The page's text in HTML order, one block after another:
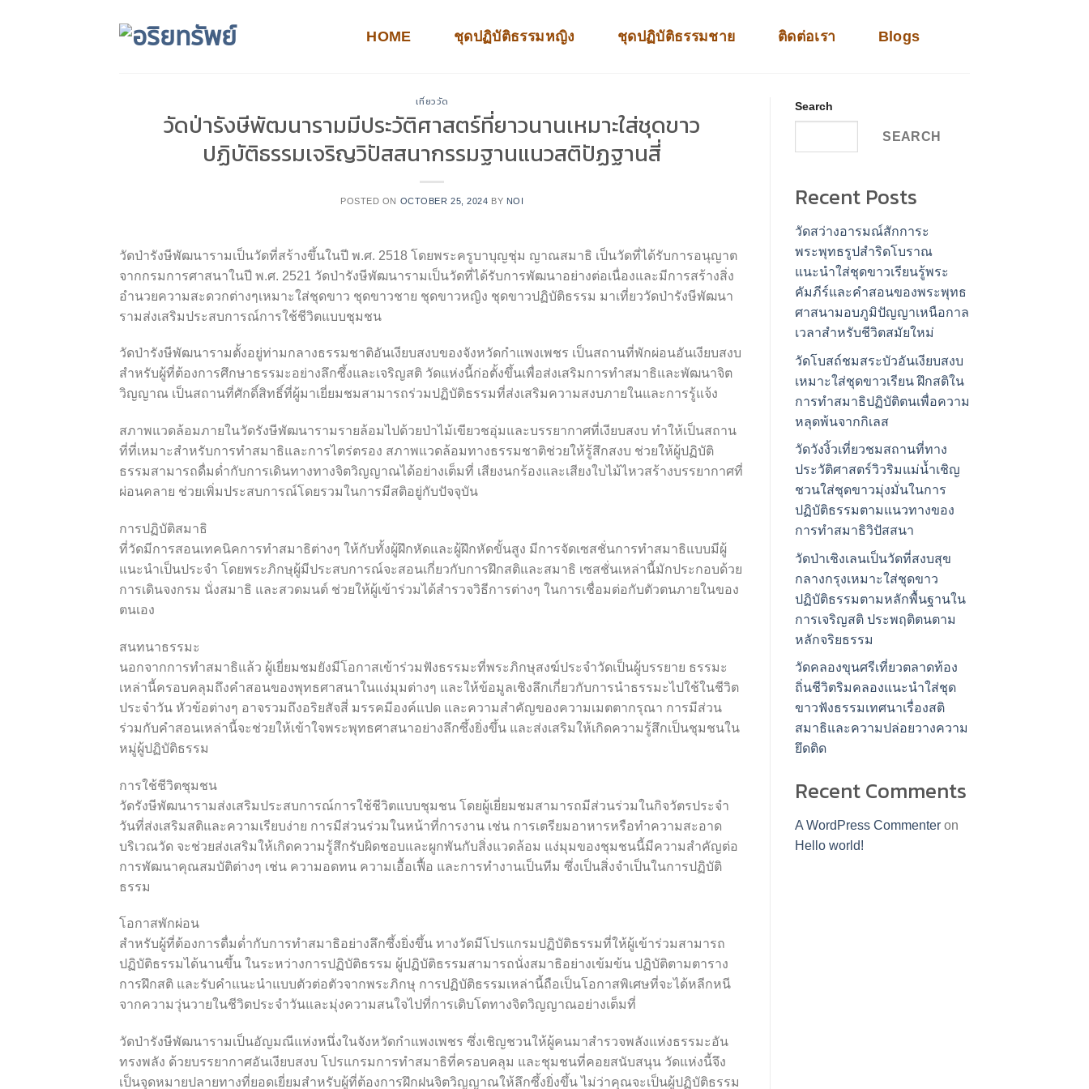
HOME ชุดปฏิบัติธรรมหญิง ชุดปฏิบัติธรรมชาย ติดต่อเรา Blogs
เที่ยววัด
วัดป่ารังษีพัฒนารามมีประวัติศาสตร์ที่ยาวนานเหมาะใส่ชุดขาว
ปฏิบัติธรรมเจริญวิปัสสนากรรมฐานแนวสติปัฏฐานสี่
POSTED ON OCTOBER 25, 2024 BY NOI
วัดป่ารังษีพัฒนารามเป็นวัดที่สร้างขึ้นในปี พ.ศ. 2518 โดยพระครูบาบุญชุ่ม ญาณสมาธิ เป็นวัดที่ได้รับการอนุญาต
จากกรมการศาสนาในปี พ.ศ. 2521 วัดป่ารังษีพัฒนารามเป็นวัดที่ได้รับการพัฒนาอย่างต่อเนื่องและมีการสร้างสิ่ง
อำนวยความสะดวกต่างๆเหมาะใส่ชุดขาว ชุดขาวชาย ชุดขาวหญิง ชุดขาวปฏิบัติธรรม มาเที่ยววัดป่ารังษีพัฒนา
รามส่งเสริมประสบการณ์การใช้ชีวิตแบบชุมชน
วัดป่ารังษีพัฒนารามตั้งอยู่ท่ามกลางธรรมชาติอันเงียบสงบของจังหวัดกำแพงเพชร เป็นสถานที่พักผ่อนอันเงียบสงบ
สำหรับผู้ที่ต้องการศึกษาธรรมะอย่างลึกซึ้งและเจริญสติ วัดแห่งนี้ก่อตั้งขึ้นเพื่อส่งเสริมการทำสมาธิและพัฒนาจิต
วิญญาณ เป็นสถานที่ศักดิ์สิทธิ์ที่ผู้มาเยี่ยมชมสามารถร่วมปฏิบัติธรรมที่ส่งเสริมความสงบภายในและการรู้แจ้ง
สภาพแวดล้อมภายในวัดรังษีพัฒนารามรายล้อมไปด้วยป่าไม้เขียวชอุ่มและบรรยากาศที่เงียบสงบ ทำให้เป็นสถาน
ที่ที่เหมาะสำหรับการทำสมาธิและการไตร่ตรอง สภาพแวดล้อมทางธรรมชาติช่วยให้รู้สึกสงบ ช่วยให้ผู้ปฏิบัติ
ธรรมสามารถดื่มด่ำกับการเดินทางทางจิตวิญญาณได้อย่างเต็มที่ เสียงนกร้องและเสียงใบไม้ไหวสร้างบรรยากาศที่
ผ่อนคลาย ช่วยเพิ่มประสบการณ์โดยรวมในการมีสติอยู่กับปัจจุบัน
การปฏิบัติสมาธิ
ที่วัดมีการสอนเทคนิคการทำสมาธิต่างๆ ให้กับทั้งผู้ฝึกหัดและผู้ฝึกหัดขั้นสูง มีการจัดเซสชั่นการทำสมาธิแบบมีผู้
แนะนำเป็นประจำ โดยพระภิกษุผู้มีประสบการณ์จะสอนเกี่ยวกับการฝึกสติและสมาธิ เซสชั่นเหล่านี้มักประกอบด้วย
การเดินจงกรม นั่งสมาธิ และสวดมนต์ ช่วยให้ผู้เข้าร่วมได้สำรวจวิธีการต่างๆ ในการเชื่อมต่อกับตัวตนภายในของ
ตนเอง
สนทนาธรรมะ
นอกจากการทำสมาธิแล้ว ผู้เยี่ยมชมยังมีโอกาสเข้าร่วมฟังธรรมะที่พระภิกษุสงฆ์ประจำวัดเป็นผู้บรรยาย ธรรมะ
เหล่านี้ครอบคลุมถึงคำสอนของพุทธศาสนาในแง่มุมต่างๆ และให้ข้อมูลเชิงลึกเกี่ยวกับการนำธรรมะไปใช้ในชีวิต
ประจำวัน หัวข้อต่างๆ อาจรวมถึงอริยสัจสี่ มรรคมีองค์แปด และความสำคัญของความเมตตากรุณา การมีส่วน
ร่วมกับคำสอนเหล่านี้จะช่วยให้เข้าใจพระพุทธศาสนาอย่างลึกซึ้งยิ่งขึ้น และส่งเสริมให้เกิดความรู้สึกเป็นชุมชนใน
หมู่ผู้ปฏิบัติธรรม
การใช้ชีวิตชุมชน
วัดรังษีพัฒนารามส่งเสริมประสบการณ์การใช้ชีวิตแบบชุมชน โดยผู้เยี่ยมชมสามารถมีส่วนร่วมในกิจวัตรประจำ
วันที่ส่งเสริมสติและความเรียบง่าย การมีส่วนร่วมในหน้าที่การงาน เช่น การเตรียมอาหารหรือทำความสะอาด
บริเวณวัด จะช่วยส่งเสริมให้เกิดความรู้สึกรับผิดชอบและผูกพันกับสิ่งแวดล้อม แง่มุมของชุมชนนี้มีความสำคัญต่อ
การพัฒนาคุณสมบัติต่างๆ เช่น ความอดทน ความเอื้อเฟื้อ และการทำงานเป็นทีม ซึ่งเป็นสิ่งจำเป็นในการปฏิบัติ
ธรรม
โอกาสพักผ่อน
สำหรับผู้ที่ต้องการดื่มด่ำกับการทำสมาธิอย่างลึกซึ้งยิ่งขึ้น ทางวัดมีโปรแกรมปฏิบัติธรรมที่ให้ผู้เข้าร่วมสามารถ
ปฏิบัติธรรมได้นานขึ้น ในระหว่างการปฏิบัติธรรม ผู้ปฏิบัติธรรมสามารถนั่งสมาธิอย่างเข้มข้น ปฏิบัติตามตาราง
การฝึกสติ และรับคำแนะนำแบบตัวต่อตัวจากพระภิกษุ การปฏิบัติธรรมเหล่านี้ถือเป็นโอกาสพิเศษที่จะได้หลีกหนี
จากความวุ่นวายในชีวิตประจำวันและมุ่งความสนใจไปที่การเติบโตทางจิตวิญญาณอย่างเต็มที่
วัดป่ารังษีพัฒนารามเป็นอัญมณีแห่งหนึ่งในจังหวัดกำแพงเพชร ซึ่งเชิญชวนให้ผู้คนมาสำรวจพลังแห่งธรรมะอัน
ทรงพลัง ด้วยบรรยากาศอันเงียบสงบ โปรแกรมการทำสมาธิที่ครอบคลุม และชุมชนที่คอยสนับสนุน วัดแห่งนี้จึง
เป็นจุดหมายปลายทางที่ยอดเยี่ยมสำหรับผู้ที่ต้องการฝึกฝนจิตวิญญาณให้ลึกซึ้งยิ่งขึ้น ไม่ว่าคุณจะเป็นผู้ปฏิบัติธรรม
Search
SEARCH
Recent Posts
วัดสว่างอารมณ์สักการะ
พระพุทธรูปสำริดโบราณ
แนะนำใส่ชุดขาวเรียนรู้พระ
คัมภีร์และคำสอนของพระพุทธ
ศาสนามอบภูมิปัญญาเหนือกาล
เวลาสำหรับชีวิตสมัยใหม่
วัดโบสถ์ชมสระบัวอันเงียบสงบ
เหมาะใส่ชุดขาวเรียน ฝึกสติใน
การทำสมาธิปฏิบัติตนเพื่อความ
หลุดพ้นจากกิเลส
วัดวังงิ้วเที่ยวชมสถานที่ทาง
ประวัติศาสตร์วิวริมแม่น้ำเชิญ
ชวนใส่ชุดขาวมุ่งมั่นในการ
ปฏิบัติธรรมตามแนวทางของ
การทำสมาธิวิปัสสนา
วัดป่าเชิงเลนเป็นวัดที่สงบสุข
กลางกรุงเหมาะใส่ชุดขาว
ปฏิบัติธรรมตามหลักพื้นฐานใน
การเจริญสติ ประพฤติตนตาม
หลักจริยธรรม
วัดคลองขุนศรีเที่ยวตลาดท้อง
ถิ่นชีวิตริมคลองแนะนำใส่ชุด
ขาวฟังธรรมเทศนาเรื่องสติ
สมาธิและความปล่อยวางความ
ยึดติด
Recent Comments
A WordPress Commenteron
Hello world!